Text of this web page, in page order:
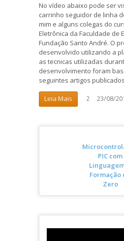
No vídeo abaixo pode ser
carrinho seguidor de linha
mim e alguns colegas do
Eletrônica da Faculdade de
Fundação Santo André. O
desenvolvido utilizando a
as tecnicas utilizadas
desenvolvimento foram
seguintes artigos
Leia Mais 2 23/08/
PIC com
Formação
Zero